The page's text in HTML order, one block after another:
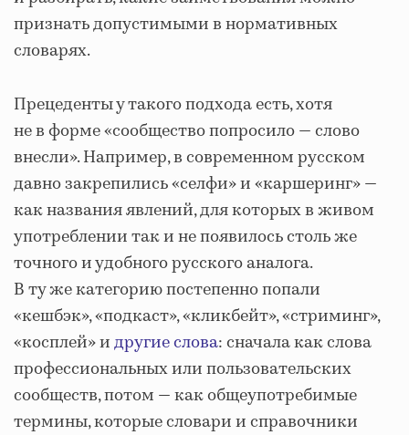
признать допустимыми в нормативных
словарях.
Прецеденты у такого подхода есть, хотя
не в форме «сообщество попросило — слово
внесли». Например, в современном русском
давно закрепились «селфи» и «каршеринг» —
как названия явлений, для которых в живом
употреблении так и не появилось столь же
точного и удобного русского аналога.
В ту же категорию постепенно попали
«кешбэк», «подкаст», «кликбейт», «стриминг»,
«косплей» идругие слова: сначала как слова
профессиональных или пользовательских
сообществ, потом — как общеупотребимые
термины, которые словари и справочники